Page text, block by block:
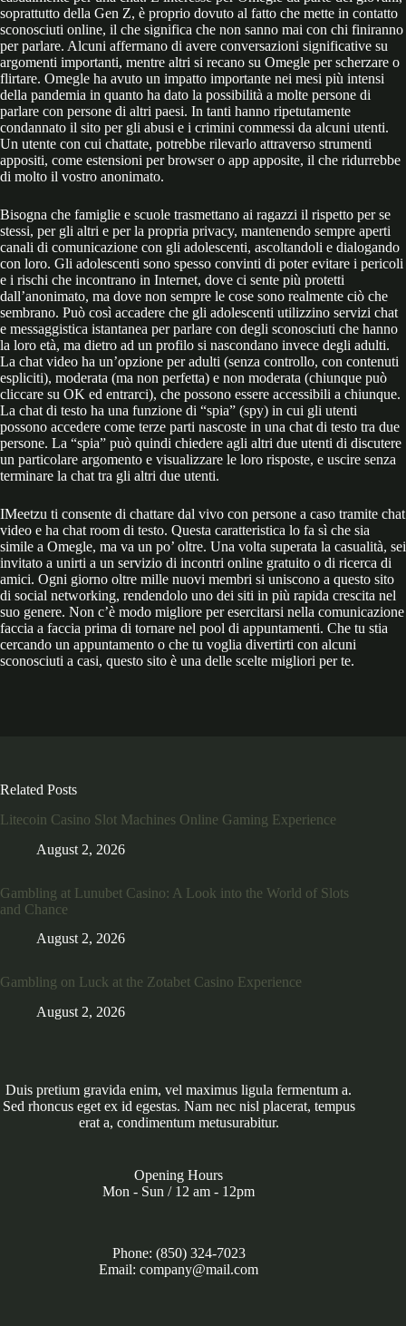
soprattutto della Gen Z, è proprio dovuto al fatto che mette in contatto
sconosciuti online, il che significa che non sanno mai con chi finiranno
per parlare. Alcuni affermano di avere conversazioni significative su
argomenti importanti, mentre altri si recano su Omegle per scherzare o
flirtare. Omegle ha avuto un impatto importante nei mesi più intensi
della pandemia in quanto ha dato la possibilità a molte persone di
parlare con persone di altri paesi. In tanti hanno ripetutamente
condannato il sito per gli abusi e i crimini commessi da alcuni utenti.
Un utente con cui chattate, potrebbe rilevarlo attraverso strumenti
appositi, come estensioni per browser o app apposite, il che ridurrebbe
di molto il vostro anonimato.
Bisogna che famiglie e scuole trasmettano ai ragazzi il rispetto per se
stessi, per gli altri e per la propria privacy, mantenendo sempre aperti
canali di comunicazione con gli adolescenti, ascoltandoli e dialogando
con loro. Gli adolescenti sono spesso convinti di poter evitare i pericoli
e i rischi che incontrano in Internet, dove ci sente più protetti
dall’anonimato, ma dove non sempre le cose sono realmente ciò che
sembrano. Può così accadere che gli adolescenti utilizzino servizi chat
e messaggistica istantanea per parlare con degli sconosciuti che hanno
la loro età, ma dietro ad un profilo si nascondano invece degli adulti.
La chat video ha un’opzione per adulti (senza controllo, con contenuti
espliciti), moderata (ma non perfetta) e non moderata (chiunque può
cliccare su OK ed entrarci), che possono essere accessibili a chiunque.
La chat di testo ha una funzione di “spia” (spy) in cui gli utenti
possono accedere come terze parti nascoste in una chat di testo tra due
persone. La “spia” può quindi chiedere agli altri due utenti di discutere
un particolare argomento e visualizzare le loro risposte, e uscire senza
terminare la chat tra gli altri due utenti.
IMeetzu ti consente di chattare dal vivo con persone a caso tramite chat
video e ha chat room di testo. Questa caratteristica lo fa sì che sia
simile a Omegle, ma va un po’ oltre. Una volta superata la casualità, sei
invitato a unirti a un servizio di incontri online gratuito o di ricerca di
amici. Ogni giorno oltre mille nuovi membri si uniscono a questo sito
di social networking, rendendolo uno dei siti in più rapida crescita nel
suo genere. Non c’è modo migliore per esercitarsi nella comunicazione
faccia a faccia prima di tornare nel pool di appuntamenti. Che tu stia
cercando un appuntamento o che tu voglia divertirti con alcuni
sconosciuti a casi, questo sito è una delle scelte migliori per te.
Related Posts
Litecoin Casino Slot Machines Online Gaming Experience
August 2, 2026
Gambling at Lunubet Casino: A Look into the World of Slots
and Chance
August 2, 2026
Gambling on Luck at the Zotabet Casino Experience
August 2, 2026
Duis pretium gravida enim, vel maximus ligula fermentum a.
Sed rhoncus eget ex id egestas. Nam nec nisl placerat, tempus
erat a, condimentum metusurabitur.
Opening Hours
Mon - Sun / 12 am - 12pm
Phone: (850) 324-7023
Email: company@mail.com